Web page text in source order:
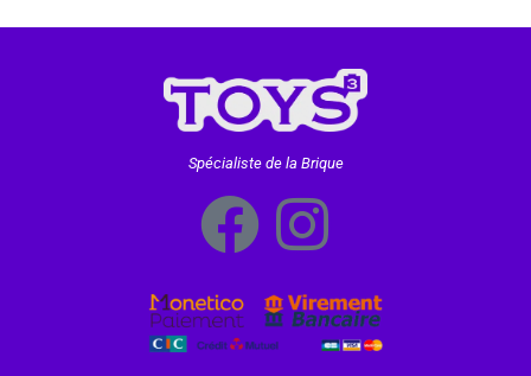
Spécialiste de la Brique